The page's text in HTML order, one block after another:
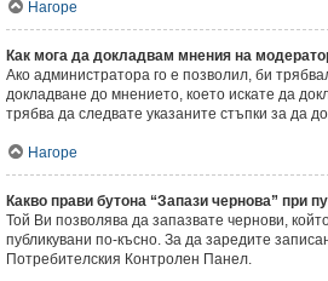
Нагоре
Как мога да докладвам мнения на
Ако администратора го е позволил, би
докладване до мнението, което искате да
трябва да следвате указаните стъпки за да
Нагоре
Какво прави бутона “Запази чернова” при
Той Ви позволява да запазвате чернови,
публикувани по-късно. За да заредите
Потребителския Контролен Панел.